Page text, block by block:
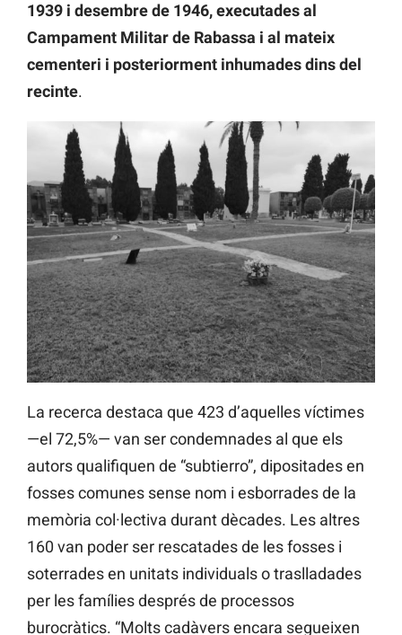
1939 i desembre de 1946, executades al
Campament Militar de Rabassa i al mateix
cementeri i posteriorment inhumades dins del
recinte.
La recerca destaca que 423 d’aquelles víctimes
—el 72,5%— van ser condemnades al que els
autors qualifiquen de “subtierro”, dipositades en
fosses comunes sense nom i esborrades de la
memòria col·lectiva durant dècades. Les altres
160 van poder ser rescatades de les fosses i
soterrades en unitats individuals o traslladades
per les famílies després de processos
burocràtics. “Molts cadàvers encara segueixen